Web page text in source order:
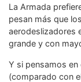
La Armada
pesan más que
aerodeslizadores
grande y con
Y si pensamos en
(comparado con